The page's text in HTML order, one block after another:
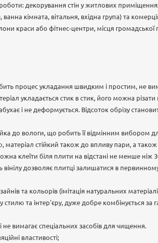
декорування стін у житлових
кімната, вітальня, вхідна група) та
краси або фітнес-центри, місця громадської
процес укладання швидким і простим, не
укладається стик в стик, його можна
і не деформується. Відсоток обрізу
до вологи, що робить її відмінним вибором
стійкий також до впливу пари, а
клеїти біля плити на відстані не менше ніж
вінілу дозволяє плитці залишатися в
та кольорів (імітація натуральних
стилю та інтер'єру, дуже добре комбінується
не вимагає спеціальних засобів для чищення.
властивості;